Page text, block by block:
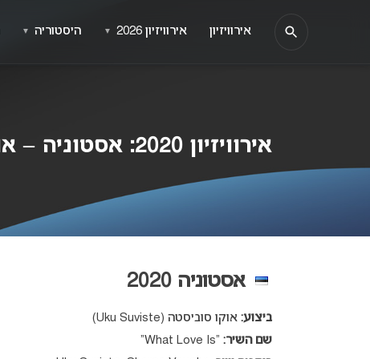
אירוויזיון 2020: אסטוניה – אוקו סוביסטה – WHAT LOVE IS
אסטוניה 2020
ביצוע: אוקו סוביסטה (Uku Suviste)
שם השיר: “What Love Is”
אירוויזיון אירוויזיון 2026 ▼ היסטוריה ▼